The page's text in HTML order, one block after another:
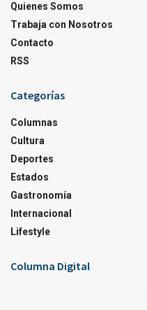
Quienes Somos
Trabaja con Nosotros
Contacto
RSS
Categorías
Columnas
Cultura
Deportes
Estados
Gastronomía
Internacional
Lifestyle
Columna Digital